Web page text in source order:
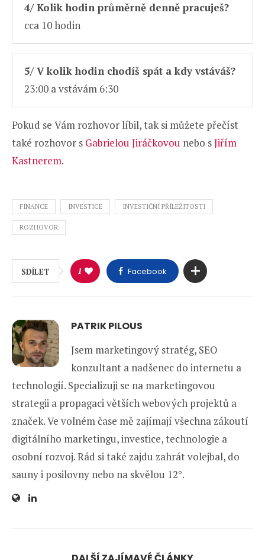
4/ Kolik hodin průměrně denně pracuješ?
cca 10 hodin
5/ V kolik hodin chodíš spát a kdy vstáváš?
23:00 a vstávám 6:30
Pokud se Vám rozhovor líbil, tak si můžete přečíst
také rozhovor s Gabrielou Jiráčkovou nebo sJiřím
Kastnerem.
FINANCE INVESTICE INVESTIČNÍ PŘÍLEŽITOSTI
ROZHOVOR
SDÍLET 1 Facebook
PATRIK PILOUS
Jsem marketingový stratég, SEO
konzultant a nadšenec do internetu a
technologií. Specializuji se na marketingovou
strategii a propagaci větších webových projektů a
značek. Ve volném čase mě zajímají všechna zákoutí
digitálního marketingu, investice, technologie a
osobní rozvoj. Rád si také zajdu zahrát volejbal, do
sauny i posilovny nebo na skvělou 12°.